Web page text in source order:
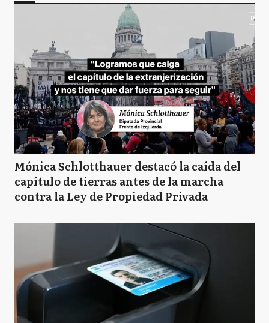
Mónica Schlotthauer destacó la caída del
capítulo de tierras antes de la marcha
contra la Ley de Propiedad Privada